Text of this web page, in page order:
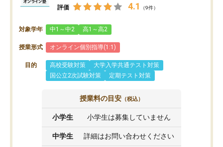
評価 4.1 （9件）
対象学年 中1～中2 高1～高2
授業形式 オンライン個別指導(1:1)
目的 高校受験対策
大学入学共通テスト対策
国公立2次試験対策
定期テスト対策
授業料の目安 （税込）
小学生 小学生は募集していません
中学生 詳細はお問い合わせください